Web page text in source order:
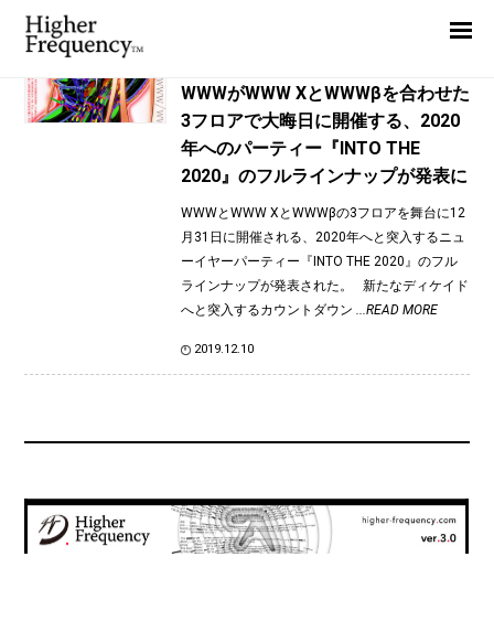
TAG: MMM
WWWがWWW XとWWWβを合わせた
3フロアで大晦日に開催する、2020
年へのパーティー『INTO THE
2020』のフルラインナップが発表に
WWWとWWW XとWWWβの3フロアを舞台に12
月31日に開催される、2020年へと突入するニュ
ーイヤーパーティー『INTO THE 2020』のフル
ラインナップが発表された。 新たなディケイド
へと突入するカウントダウン ...READ MORE
2019.12.10
News
Interview
Highlight
Report